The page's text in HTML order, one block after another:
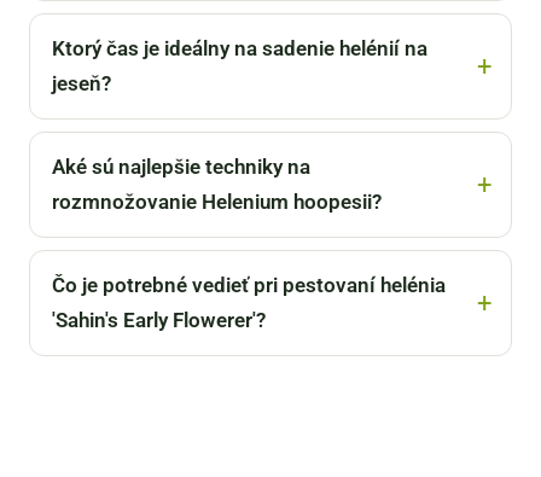
Ktorý čas je ideálny na sadenie helénií na
jeseň?
Aké sú najlepšie techniky na
rozmnožovanie Helenium hoopesii?
Čo je potrebné vedieť pri pestovaní helénia
'Sahin's Early Flowerer'?